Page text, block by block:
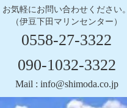
お気軽にお問い合わせください。
（伊豆下田マリンセンター）
0558-27-3322
090-1032-3322
Mail : info@shimoda.co.jp